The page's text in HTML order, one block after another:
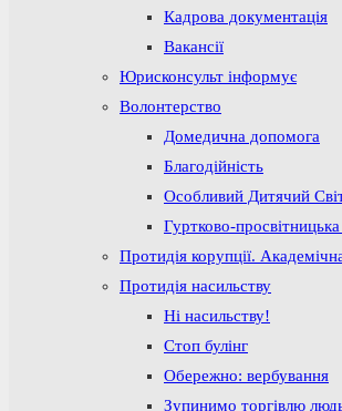
Кадрова документація
Вакансії
Юрисконсульт інформує
Волонтерство
Домедична допомога
Благодійність
Особливий Дитячий
Гуртково-
Протидія корупції.
Протидія насильству
Ні насильству!
Стоп булінг
Обережно: вербування
Зупинимо торгівлю